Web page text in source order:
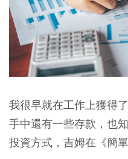
我很早就在工作上獲得
手中還有一些存款，也
投資方式，吉姆在《簡